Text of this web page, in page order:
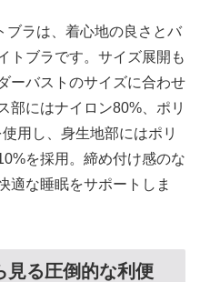
ブラは、着心地の良さとバ
トブラです。サイズ展開も
ーバストのサイズに合わせ
部にはナイロン80%、ポリ
用し、身生地部にはポリ
を採用。締め付け感のな
適な睡眠をサポートしま
見る圧倒的な利便